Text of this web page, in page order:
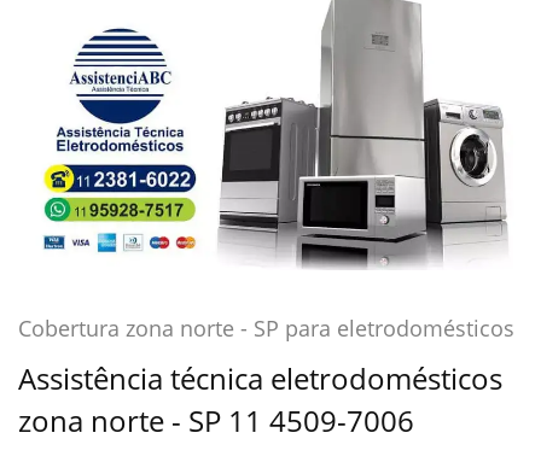
Cobertura zona norte - SP para eletrodomésticos
Assistência técnica eletrodomésticos
zona norte - SP 11 4509-7006